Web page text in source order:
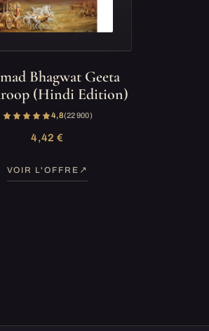
Bhagwat Geeta
(Hindi Edition)
4,8(22 900)
4,42 €
VOIR L'OFFRE